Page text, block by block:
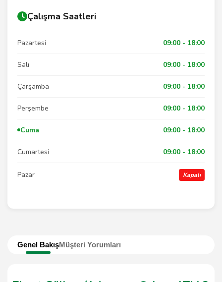
Genel BakışMüşteri Yorumları
Çalışma Saatleri
Pazartesi 09:00 - 18:00
Salı 09:00 - 18:00
Çarşamba 09:00 - 18:00
Perşembe 09:00 - 18:00
Cuma 09:00 - 18:00
Cumartesi 09:00 - 18:00
Pazar Kapalı